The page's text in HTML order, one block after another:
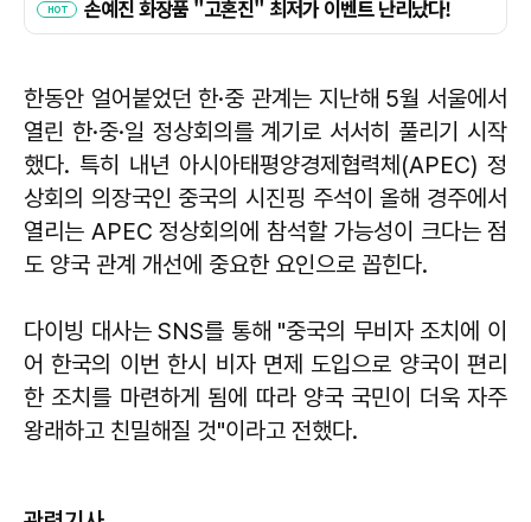
한동안 얼어붙었던 한·중 관계는 지난해 5월 서울에서
열린 한·중·일 정상회의를 계기로 서서히 풀리기 시작
했다. 특히 내년 아시아태평양경제협력체(APEC) 정
상회의 의장국인 중국의 시진핑 주석이 올해 경주에서
열리는 APEC 정상회의에 참석할 가능성이 크다는 점
도 양국 관계 개선에 중요한 요인으로 꼽힌다.
다이빙 대사는 SNS를 통해 "중국의 무비자 조치에 이
어 한국의 이번 한시 비자 면제 도입으로 양국이 편리
한 조치를 마련하게 됨에 따라 양국 국민이 더욱 자주
왕래하고 친밀해질 것"이라고 전했다.